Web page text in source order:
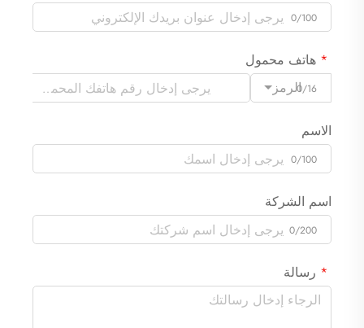
0/100
هاتف محمول
الرمز0/16
الاسم
0/100
اسم الشركة
0/200
رسالة